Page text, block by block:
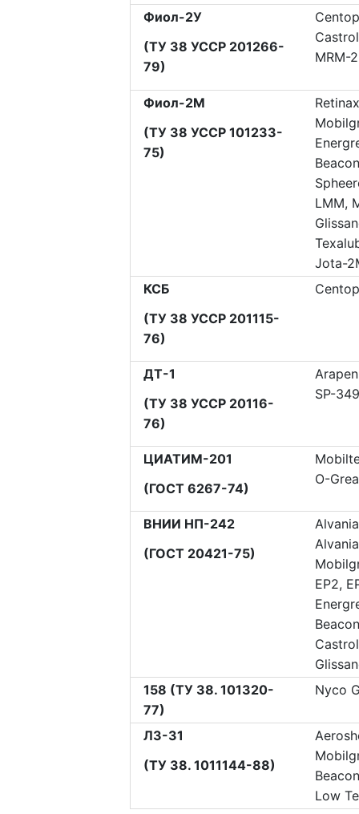
Фиол-2У
(ТУ 38 УССР 201266-
79)
MRM-2
Фиол-2М
(ТУ 38 УССР 101233-
75)
LMM,
Jota-
КСБ
(ТУ 38 УССР 201115-
76)
ДТ-1
(ТУ 38 УССР 20116-
76)
SP-349
ЦИАТИМ-201
(ГОСТ 6267-74)
O-
ВНИИ НП-242
(ГОСТ 20421-75)
EP2,
158 (ТУ 38. 101320-
77)
Nyco
ЛЗ-31
(ТУ 38. 1011144-88)
Low